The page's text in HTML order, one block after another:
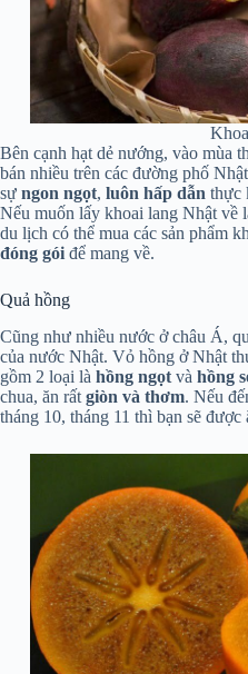
Bên cạnh hạt dẻ nướng, vào mùa
bán nhiều trên các đường phố
sự ngon ngọt, luôn hấp dẫn thực
Nếu muốn lấy khoai lang Nhật về
du lịch có thể mua các sản phẩm
đóng gói để mang về.
Quả hồng
Cũng như nhiều nước ở châu Á,
của nước Nhật. Vỏ hồng ở Nhật
gồm 2 loại là hồng ngọt và hồng
chua, ăn rất giòn và thơm. Nếu
tháng 10, tháng 11 thì bạn sẽ